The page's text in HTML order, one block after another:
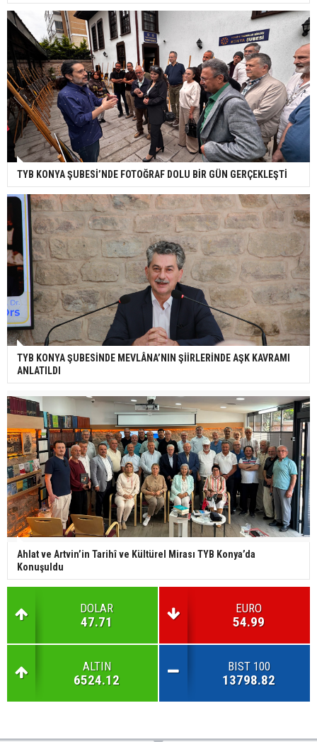
TYB KONYA ŞUBESİ’NDE FOTOĞRAF DOLU BİR GÜN GERÇEKLEŞTİ
TYB KONYA ŞUBESİNDE MEVLÂNA’NIN ŞİİRLERİNDE AŞK KAVRAMI
ANLATILDI
Ahlat ve Artvin’in Tarihî ve Kültürel Mirası TYB Konya’da
Konuşuldu
DOLAR
47.71
EURO
54.99
ALTIN
6524.12
BIST 100
13798.82